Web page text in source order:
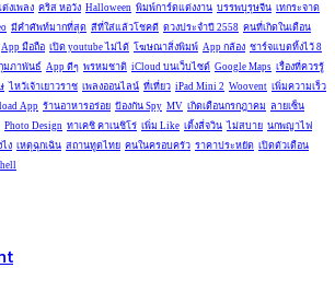
งเพลง คริส หอวัง Halloween พิมพ์การ์ดแต่งงาน บรรพบุรุษจีน เทกระจาด
มีคำศัพท์มากที่สุด สีที่ใส่แล้วโชคดี ดวงประจำปี 2558 คนที่เกิดในเดือน
App มือถือ เปิด youtube ไม่ได้ โฆษณาสิ่งพิมพ์ App กล้อง ชาร์จแบตทิ้งไว้ 8
มภาพันธ์ App ดีๆ พรหมชาติ iCloud บนเว็บไซต์ Google Maps เรื่องที่ควรรู้
ไหว้เจ้าเยาวราช เพลงออนไลน์ ที่เที่ยว iPad Mini 2 Woovent เพิ่มความเร็ว
App ร้านอาหารอร่อย ป้องกัน Spy MV เกิดเดือนกรกฎาคม ลายเซ็น
Photo Design ทาเคชิ คาเนชิโร่ เพิ่ม Like เติ้งลี่จวิน ไม่สบาย นกพญาไฟ
ไง เหตุฉุกเฉิน สถานทูตไทย คนในครอบครัว ราคาประหยัด เปิดตัวเดือน